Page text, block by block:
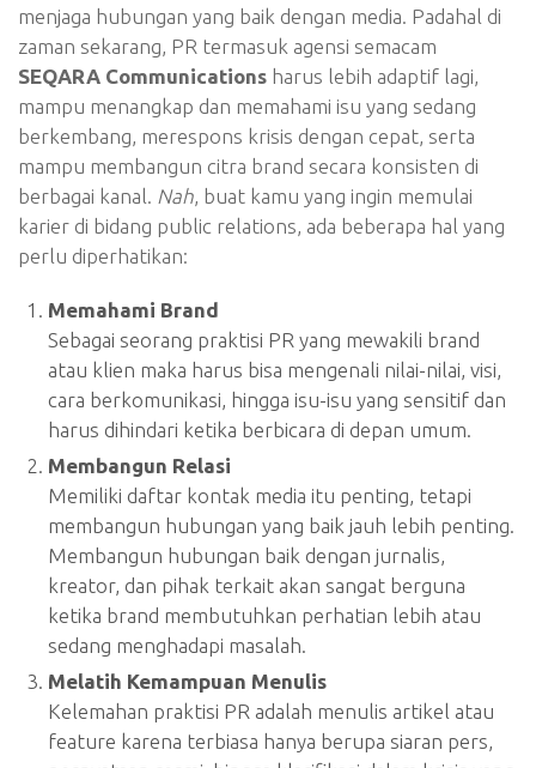
menjaga hubungan yang baik dengan media. Padahal di
zaman sekarang, PR termasuk agensi semacam
SEQARA Communications harus lebih adaptif lagi,
mampu menangkap dan memahami isu yang sedang
berkembang, merespons krisis dengan cepat, serta
mampu membangun citra brand secara konsisten di
berbagai kanal. Nah, buat kamu yang ingin memulai
karier di bidang public relations, ada beberapa hal yang
perlu diperhatikan:
Memahami Brand
Sebagai seorang praktisi PR yang mewakili brand
atau klien maka harus bisa mengenali nilai-nilai, visi,
cara berkomunikasi, hingga isu-isu yang sensitif dan
harus dihindari ketika berbicara di depan umum.
Membangun Relasi
Memiliki daftar kontak media itu penting, tetapi
membangun hubungan yang baik jauh lebih penting.
Membangun hubungan baik dengan jurnalis,
kreator, dan pihak terkait akan sangat berguna
ketika brand membutuhkan perhatian lebih atau
sedang menghadapi masalah.
Melatih Kemampuan Menulis
Kelemahan praktisi PR adalah menulis artikel atau
feature karena terbiasa hanya berupa siaran pers,